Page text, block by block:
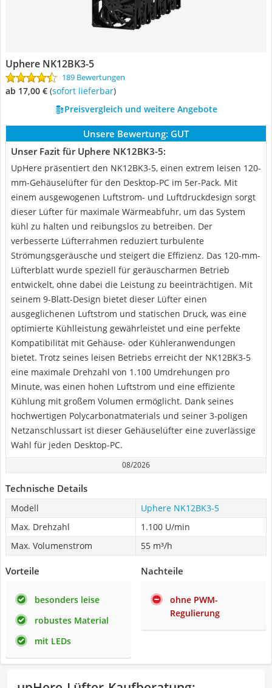
Uphere NK12BK3-5
189 Bewertungen
ab 17,00 € ( Sofort lieferbar)
Preisvergleich und weitere Angebote
Unsere Bewertung: GUT
Unser Fazit für Uphere NK12BK3-5:
UpHere präsentiert den NK12BK3-5, einen extrem leisen 120-
mm-Gehäuselüfter für den Desktop-PC im 5er-Pack. Mit
einem ausgewogenen Luftstrom- und Luftdruckdesign sorgt
dieser Lüfter für maximale Wärmeabfuhr, um das System
kühl zu halten und reibungslos zu betreiben. Der
verbesserte Lüfterrahmen reduziert turbulente
Strömungsgeräusche und steigert die Effizienz. Das 120-mm-
Lüfterblatt wurde speziell für geräuscharmen Betrieb
entwickelt, ohne dabei die Leistung zu beeinträchtigen. Mit
seinem 9-Blatt-Design bietet dieser Lüfter einen
ausgeglichenen Luftstrom und statischen Druck, was eine
optimierte Kühlleistung gewährleistet und eine perfekte
Kompatibilität mit Gehäuse- oder Kühleranwendungen
bietet. Trotz seines leisen Betriebs erreicht der NK12BK3-5
eine maximale Drehzahl von 1.100 Umdrehungen pro
Minute, was einen hohen Luftstrom und eine effiziente
Kühlung mit großem Volumen ermöglicht. Dank seines
hochwertigen Polycarbonatmaterials und seiner 3-poligen
Netzanschlussart ist dieser Gehäuselüfter eine zuverlässige
Wahl für jeden Desktop-PC.
08/2026
Technische Details
Modell
Uphere NK12BK3-5
Max. Drehzahl
1.100 U/min
Max. Volumenstrom
55 m³/h
Vorteile
besonders leise
robustes Material
mit LEDs
Nachteile
ohne PWM-
Regulierung